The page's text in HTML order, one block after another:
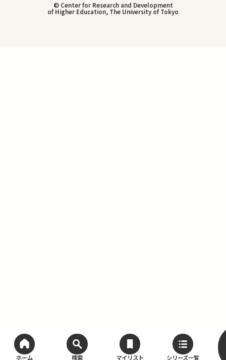
ホーム 検索 マイリスト シリーズ一覧
© Center for Research and Development
of Higher Education, The University of Tokyo